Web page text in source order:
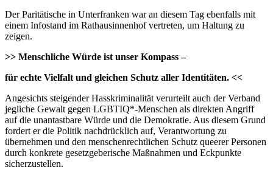
Der Paritätische in Unterfranken war an diesem Tag ebenfalls mit
einem Infostand im Rathausinnenhof vertreten, um Haltung zu
zeigen.
>> Menschliche Würde ist unser Kompass –
für echte Vielfalt und gleichen Schutz aller Identitäten. <<
Angesichts steigender Hasskriminalität verurteilt auch der Verband
jegliche Gewalt gegen LGBTIQ*-Menschen als direkten Angriff
auf die unantastbare Würde und die Demokratie. Aus diesem Grund
fordert er die Politik nachdrücklich auf, Verantwortung zu
übernehmen und den menschenrechtlichen Schutz queerer Personen
durch konkrete gesetzgeberische Maßnahmen und Eckpunkte
sicherzustellen.